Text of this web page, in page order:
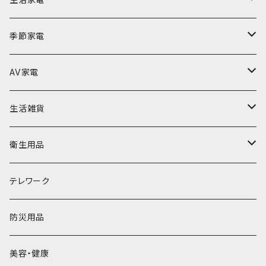
ACアダプター
Lightningケーブル
Type-Cケーブル
モバイルタップ
ケース・保護フィルム
iPhone13
空気清浄機
翻訳機
筆談機
掃除・清掃
季節家電
扇風機
加湿器
AV家電
テレビ・モニター
BD・DVDプレーヤー
生活雑貨
クッション
テーブル
バッグ
乾電池
衛生用品
除菌用品
マスク
テレワーク
防災用品
美容・健康